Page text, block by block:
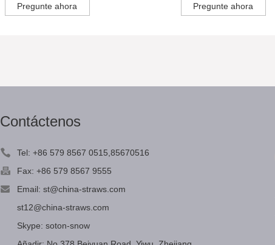
Pregunte ahora Pregunte ahora
Contáctenos
Tel: +86 579 8567 0515,85670516
Fax: +86 579 8567 9555
Email: st@china-straws.com
st12@china-straws.com
Skype: soton-snow